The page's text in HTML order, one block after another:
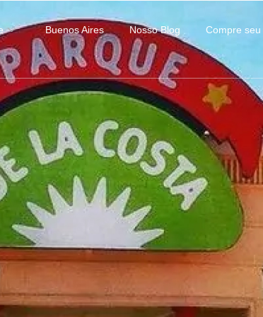
Buenos Aires Nosso Blog Compre seu